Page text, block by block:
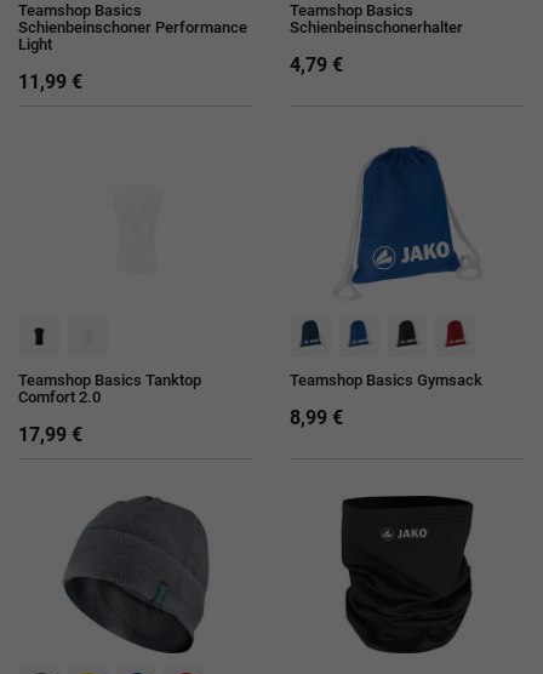
Teamshop Basics
Schienbeinschoner Performance
Light
11,99 €
Teamshop Basics
Schienbeinschonerhalter
4,79 €
Teamshop Basics Tanktop
Comfort 2.0
17,99 €
Teamshop Basics Gymsack
8,99 €